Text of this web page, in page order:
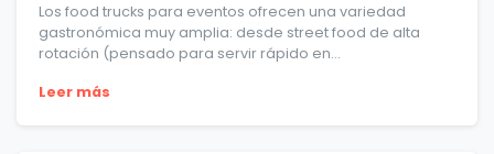
Los food trucks para eventos ofrecen una variedad
gastronómica muy amplia: desde street food de alta
rotación (pensado para servir rápido en...
Leer más